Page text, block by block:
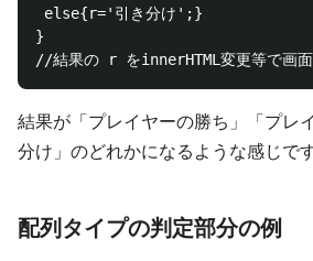
else{r='引き分け';}
}
結果が「プレイヤーの勝ち」「プレ
分け」のどれかになるような感じです
配列タイプの判定部分の例